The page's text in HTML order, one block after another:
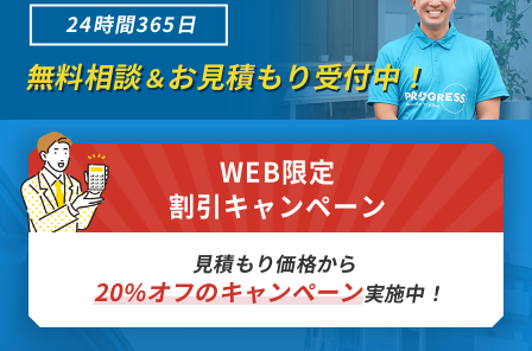
24時間365日
無料相談＆お見積もり受付中！
WEB限定
割引キャンペーン
見積もり価格から
20%オフのキャンペーン実施中！